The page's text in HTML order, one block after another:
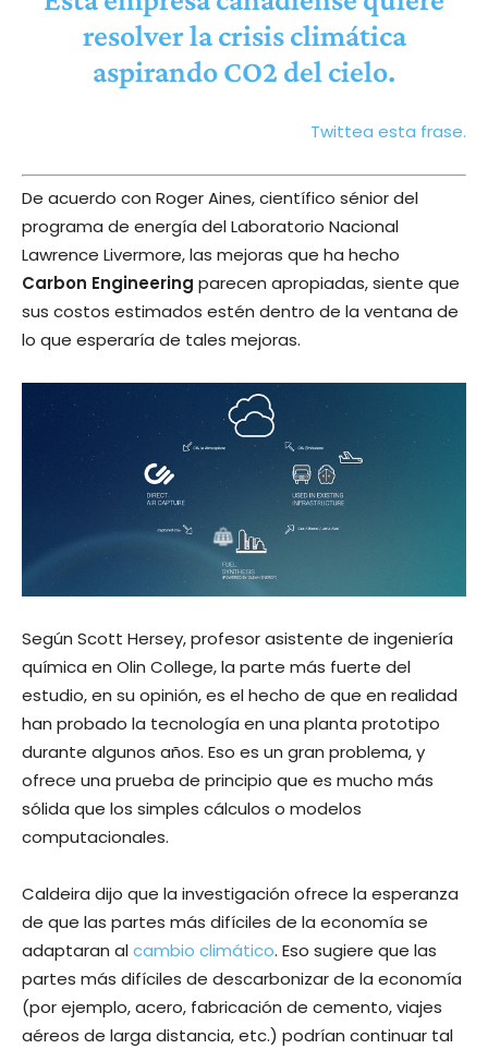
resolver la crisis climática
aspirando CO2 del cielo.
Twittea esta frase.
De acuerdo con Roger Aines, científico sénior del
programa de energía del Laboratorio Nacional
Lawrence Livermore, las mejoras que ha hecho
Carbon Engineering parecen apropiadas, siente que
sus costos estimados estén dentro de la ventana de
lo que esperaría de tales mejoras.
Según Scott Hersey, profesor asistente de ingeniería
química en Olin College, la parte más fuerte del
estudio, en su opinión, es el hecho de que en realidad
han probado la tecnología en una planta prototipo
durante algunos años. Eso es un gran problema, y
ofrece una prueba de principio que es mucho más
sólida que los simples cálculos o modelos
computacionales.
Caldeira dijo que la investigación ofrece la esperanza
de que las partes más difíciles de la economía se
adaptaran alcambio climático. Eso sugiere que las
partes más difíciles de descarbonizar de la economía
(por ejemplo, acero, fabricación de cemento, viajes
aéreos de larga distancia, etc.) podrían continuar tal